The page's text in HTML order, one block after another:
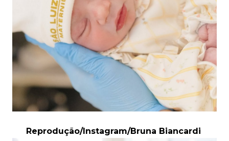
Reprodução/Instagram/Bruna Biancardi